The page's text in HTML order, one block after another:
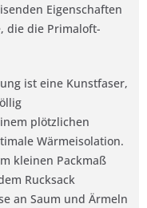
Eigenschaften
die die Primaloft-
ist eine Kunstfaser,
plötzlichen
Wärmeisolation.
kleinen Packmaß
Rucksack
an Saum und Ärmeln